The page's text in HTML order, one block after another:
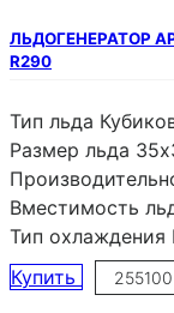
ЛЬДОГЕНЕРАТОР
R290
Тип льда
Размер льда
Вместимость
Тип охлаждения
Купить
255100